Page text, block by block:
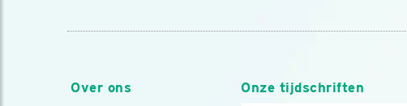
Over ons Onze tijdschriften